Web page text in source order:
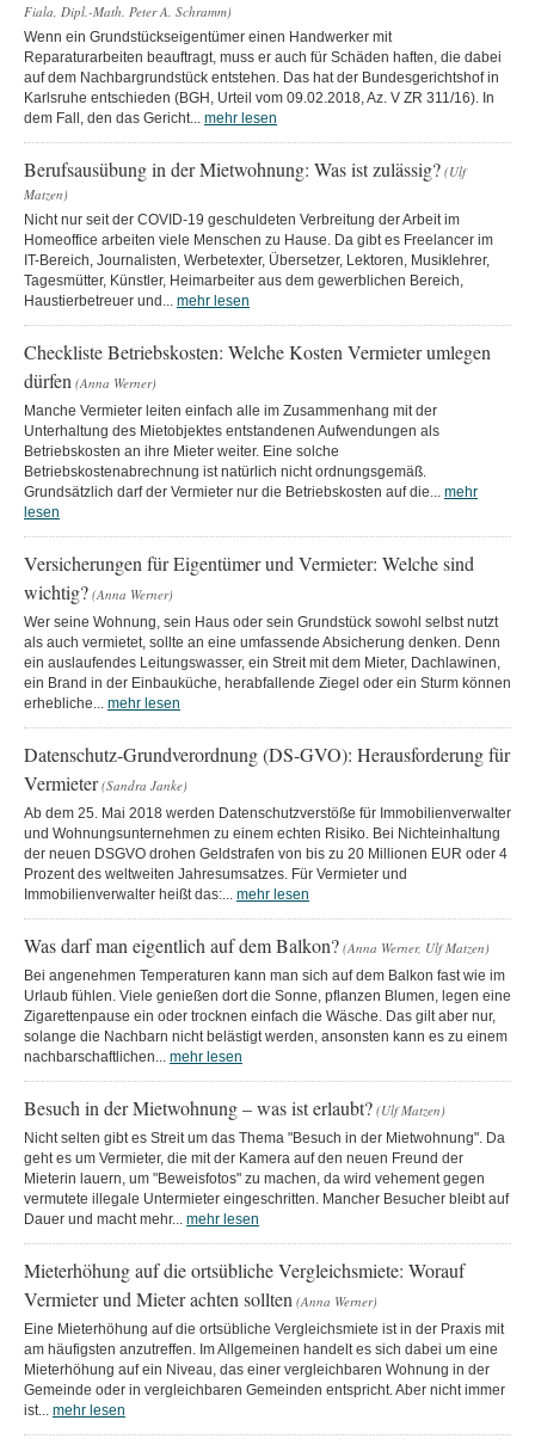
Fiala, Dipl.-Math. Peter A. Schramm)
Wenn ein Grundstückseigentümer einen Handwerker mit
Reparaturarbeiten beauftragt, muss er auch für Schäden haften, die dabei
auf dem Nachbargrundstück entstehen. Das hat der Bundesgerichtshof in
Karlsruhe entschieden (BGH, Urteil vom 09.02.2018, Az. V ZR 311/16). In
dem Fall, den das Gericht... mehr lesen
Berufsausübung in der Mietwohnung: Was ist zulässig? (Ulf
Matzen)
Nicht nur seit der COVID-19 geschuldeten Verbreitung der Arbeit im
Homeoffice arbeiten viele Menschen zu Hause. Da gibt es Freelancer im
IT-Bereich, Journalisten, Werbetexter, Übersetzer, Lektoren, Musiklehrer,
Tagesmütter, Künstler, Heimarbeiter aus dem gewerblichen Bereich,
Haustierbetreuer und... mehr lesen
Checkliste Betriebskosten: Welche Kosten Vermieter umlegen
dürfen (Anna Werner)
Manche Vermieter leiten einfach alle im Zusammenhang mit der
Unterhaltung des Mietobjektes entstandenen Aufwendungen als
Betriebskosten an ihre Mieter weiter. Eine solche
Betriebskostenabrechnung ist natürlich nicht ordnungsgemäß.
Grundsätzlich darf der Vermieter nur die Betriebskosten auf die... mehr
lesen
Versicherungen für Eigentümer und Vermieter: Welche sind
wichtig? (Anna Werner)
Wer seine Wohnung, sein Haus oder sein Grundstück sowohl selbst nutzt
als auch vermietet, sollte an eine umfassende Absicherung denken. Denn
ein auslaufendes Leitungswasser, ein Streit mit dem Mieter, Dachlawinen,
ein Brand in der Einbauküche, herabfallende Ziegel oder ein Sturm können
erhebliche... mehr lesen
Datenschutz-Grundverordnung (DS-GVO): Herausforderung für
Vermieter (Sandra Janke)
Ab dem 25. Mai 2018 werden Datenschutzverstöße für Immobilienverwalter
und Wohnungsunternehmen zu einem echten Risiko. Bei Nichteinhaltung
der neuen DSGVO drohen Geldstrafen von bis zu 20 Millionen EUR oder 4
Prozent des weltweiten Jahresumsatzes. Für Vermieter und
Immobilienverwalter heißt das:... mehr lesen
Was darf man eigentlich auf dem Balkon? (Anna Werner, Ulf Matzen)
Bei angenehmen Temperaturen kann man sich auf dem Balkon fast wie im
Urlaub fühlen. Viele genießen dort die Sonne, pflanzen Blumen, legen eine
Zigarettenpause ein oder trocknen einfach die Wäsche. Das gilt aber nur,
solange die Nachbarn nicht belästigt werden, ansonsten kann es zu einem
nachbarschaftlichen... mehr lesen
Besuch in der Mietwohnung – was ist erlaubt? (Ulf Matzen)
Nicht selten gibt es Streit um das Thema "Besuch in der Mietwohnung". Da
geht es um Vermieter, die mit der Kamera auf den neuen Freund der
Mieterin lauern, um "Beweisfotos" zu machen, da wird vehement gegen
vermutete illegale Untermieter eingeschritten. Mancher Besucher bleibt auf
Dauer und macht mehr... mehr lesen
Mieterhöhung auf die ortsübliche Vergleichsmiete: Worauf
Vermieter und Mieter achten sollten (Anna Werner)
Eine Mieterhöhung auf die ortsübliche Vergleichsmiete ist in der Praxis mit
am häufigsten anzutreffen. Im Allgemeinen handelt es sich dabei um eine
Mieterhöhung auf ein Niveau, das einer vergleichbaren Wohnung in der
Gemeinde oder in vergleichbaren Gemeinden entspricht. Aber nicht immer
ist... mehr lesen